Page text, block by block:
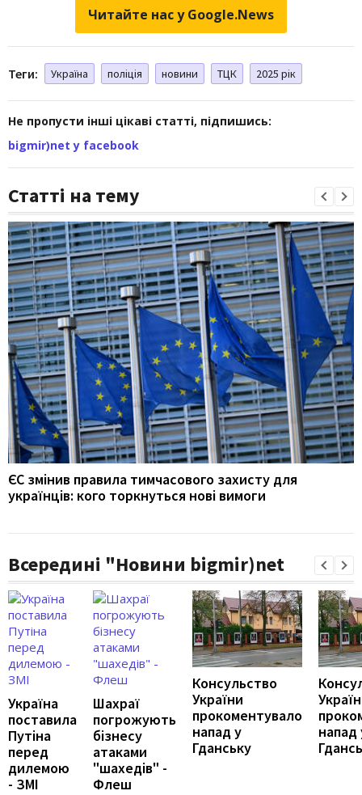
Читайте нас у Google.News
Теги: Україна поліція новини ТЦК 2025 рік
Не пропусти інші цікаві статті, підпишись:
bigmir)net у facebook
Статті на тему
ЄС змінив правила тимчасового захисту для
українців: кого торкнуться нові вимоги
Всередині "Новини bigmir)net
Україна
поставила
Путіна
перед
дилемою
- ЗМІ
Шахраї
погрожують
бізнесу
атаками
"шахедів" -
Флеш
Консульство
України
прокоментувало
напад у
Гданську
напад